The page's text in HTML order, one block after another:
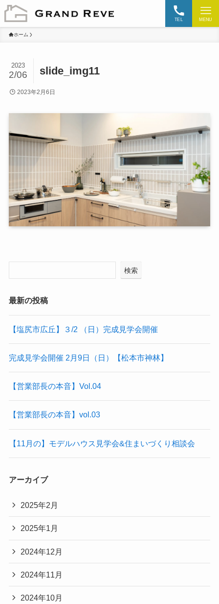
TEL MENU
ホーム
slide_img11
2023
2/06
2023年2月6日
検索
最新の投稿
【塩尻市広丘】３/2 （日）完成見学会開催
完成見学会開催 2月9日（日）【松本市神林】
【営業部長の本音】Vol.04
【営業部長の本音】vol.03
【11月の】モデルハウス見学会&住まいづくり相談会
アーカイブ
2025年2月
2025年1月
2024年12月
2024年11月
2024年10月